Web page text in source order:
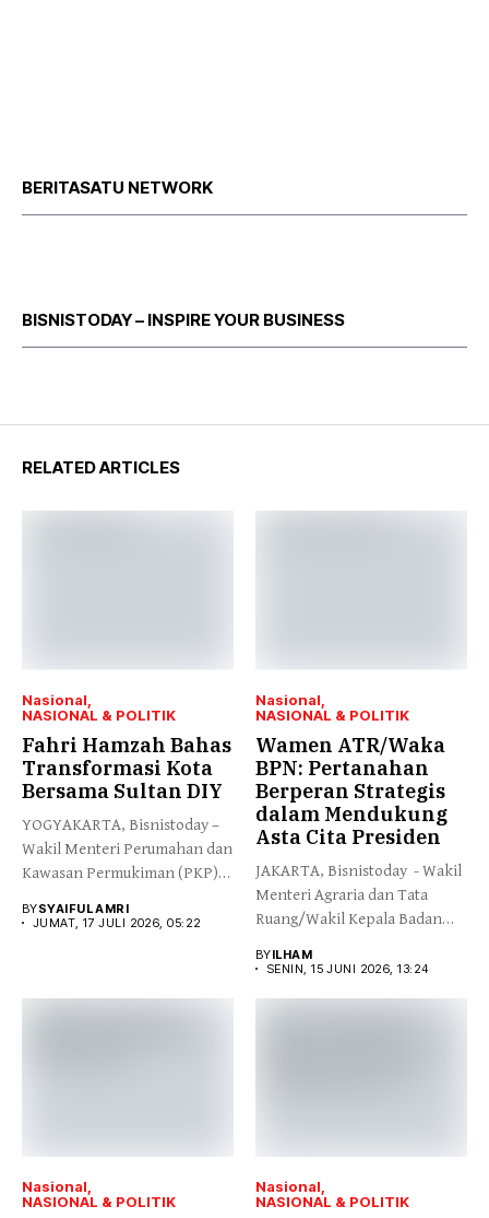
BERITASATU NETWORK
BISNISTODAY – INSPIRE YOUR BUSINESS
RELATED ARTICLES
Nasional
NASIONAL & POLITIK
Fahri Hamzah Bahas
Transformasi Kota
Bersama Sultan DIY
YOGYAKARTA, Bisnistoday –
Wakil Menteri Perumahan dan
Kawasan Permukiman (PKP)
BYSYAIFUL AMRI
JUMAT, 17 JULI 2026, 05:22
Nasional
NASIONAL & POLITIK
Wamen ATR/Waka
BPN: Pertanahan
Berperan Strategis
dalam Mendukung
Asta Cita Presiden
JAKARTA, Bisnistoday - Wakil
Menteri Agraria dan Tata
Ruang/Wakil Kepala Badan
BYILHAM
SENIN, 15 JUNI 2026, 13:24
Nasional
NASIONAL & POLITIK
Nasional
NASIONAL & POLITIK